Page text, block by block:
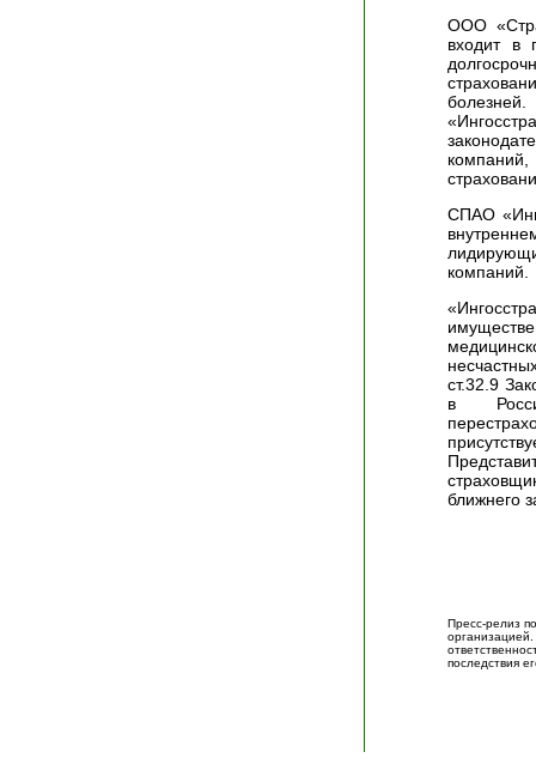
ООО
входит в
СПАО
компаний.
ст.32.9
в
ближнего
Пресс-релиз
последствия